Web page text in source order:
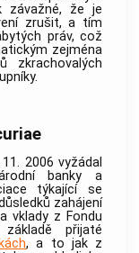
závažné, že je
zrušit, a tím
práv, což
zejména
zkrachovalých
2006 vyžádal
banky a
týkající se
zahájení
vklady z Fondu
přijaté
, a to jak z